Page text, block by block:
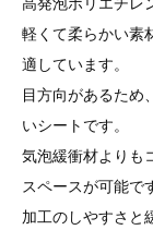
軽くて柔らかい素
適しています。
目方向があるため
いシートです。
気泡緩衝材よりも
スペースが可能で
加工のしやすさと